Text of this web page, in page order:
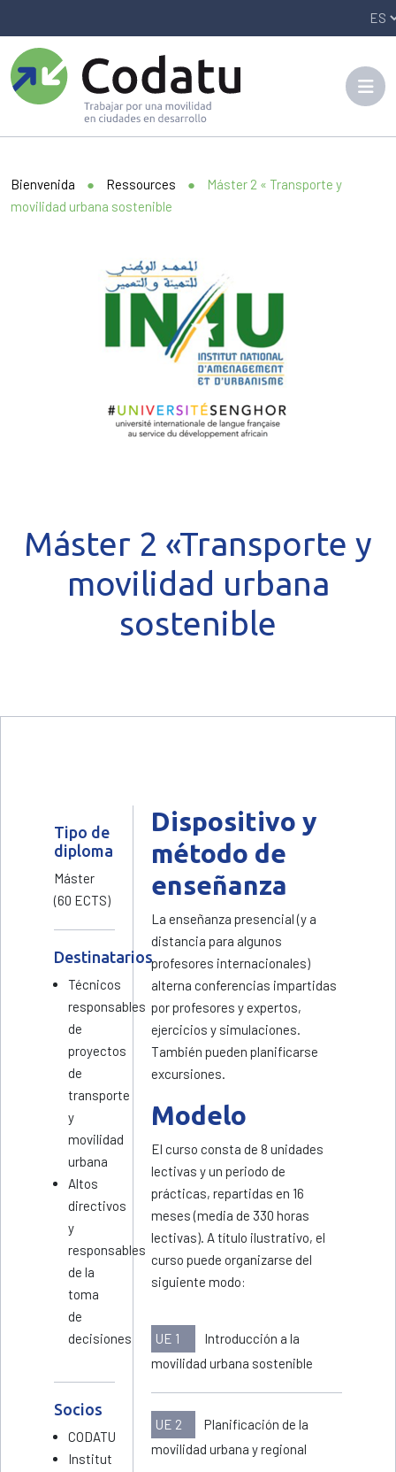
10002
Bienvenida ● Ressources ●
Máster 2 « Transporte y
movilidad urbana sostenible
Máster 2 «Transporte y
movilidad urbana
sostenible
Tipo de
diploma
Máster
(60 ECTS)
Destinatarios
Técnicos
responsables
de
proyectos
de
transporte
y
movilidad
urbana
Altos
directivos
y
responsables
de la
toma
de
decisiones
Socios
CODATU
Institut
Dispositivo y
método de
enseñanza
La enseñanza presencial (y a
distancia para algunos
profesores internacionales)
alterna conferencias impartidas
por profesores y expertos,
ejercicios y simulaciones.
También pueden planificarse
excursiones.
Modelo
El curso consta de 8 unidades
lectivas y un periodo de
prácticas, repartidas en 16
meses (media de 330 horas
lectivas). A título ilustrativo, el
curso puede organizarse del
siguiente modo:
UE 1
Introducción a la
movilidad urbana sostenible
UE 2
Planificación de la
movilidad urbana y regional